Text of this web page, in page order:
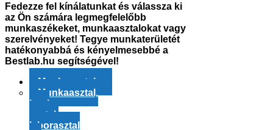
Fedezze fel kínálatunkat és válassza ki
az Ön számára legmegfelelőbb
munkaszékeket, munkaasztalokat vagy
szerelvényeket! Tegye munkaterületét
hatékonyabbá és kényelmesebbé a
Bestlab.hu segítségével!
Munkaasztal
Munkaasztal,
ipari
asztal,
laborasztal